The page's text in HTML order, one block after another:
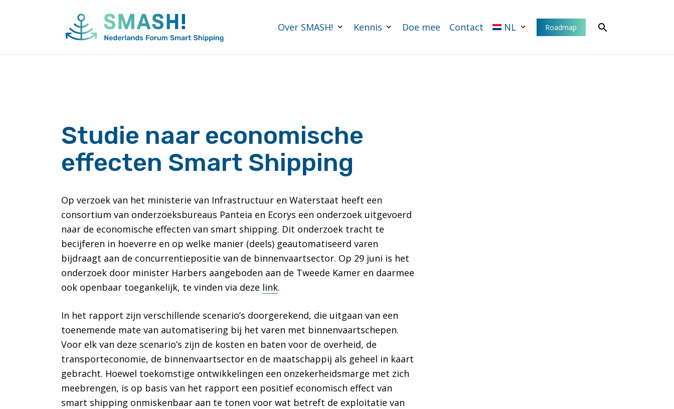
Over SMASH! Kennis Doe mee Contact NL Roadmap
Studie naar economische
effecten Smart Shipping
Op verzoek van het ministerie van Infrastructuur en Waterstaat heeft een
consortium van onderzoeksbureaus Panteia en Ecorys een onderzoek uitgevoerd
naar de economische effecten van smart shipping. Dit onderzoek tracht te
becijferen in hoeverre en op welke manier (deels) geautomatiseerd varen
bijdraagt aan de concurrentiepositie van de binnenvaartsector. Op 29 juni is het
onderzoek door minister Harbers aangeboden aan de Tweede Kamer en daarmee
ook openbaar toegankelijk, te vinden via deze link.
In het rapport zijn verschillende scenario’s doorgerekend, die uitgaan van een
toenemende mate van automatisering bij het varen met binnenvaartschepen.
Voor elk van deze scenario’s zijn de kosten en baten voor de overheid, de
transporteconomie, de binnenvaartsector en de maatschappij als geheel in kaart
gebracht. Hoewel toekomstige ontwikkelingen een onzekerheidsmarge met zich
meebrengen, is op basis van het rapport een positief economisch effect van
smart shipping onmiskenbaar aan te tonen voor wat betreft de exploitatie van